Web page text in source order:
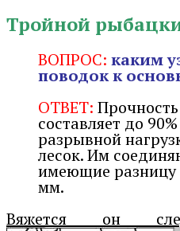
Тройной
ВОПРОС: каким
поводок к
ОТВЕТ:
составляет до
разрывной
лесок. Им
имеющие разницу
мм.
Вяжется он